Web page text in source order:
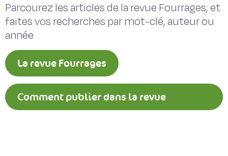
Parcourez les articles de la revue Fourrages, et
faites vos recherches par mot-clé, auteur ou
année
La revue Fourrages
Comment publier dans la revue